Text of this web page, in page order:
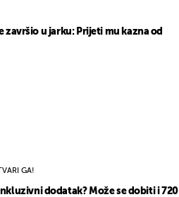
završio u jarku: Prijeti mu kazna od
GA!
dodatak? Može se dobiti i 720